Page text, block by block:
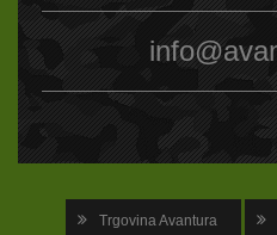
Trgovina Avantura